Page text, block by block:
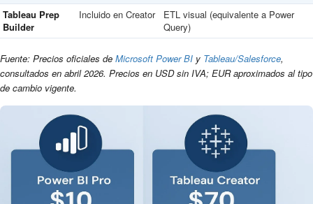
Tableau Prep
Builder
Incluido en Creator
ETL visual (equivalente a Power
Query)
Fuente: Precios oficiales de Microsoft Power BI y Tableau/Salesforce,
consultados en abril 2026. Precios en USD sin IVA; EUR aproximados al tipo
de cambio vigente.